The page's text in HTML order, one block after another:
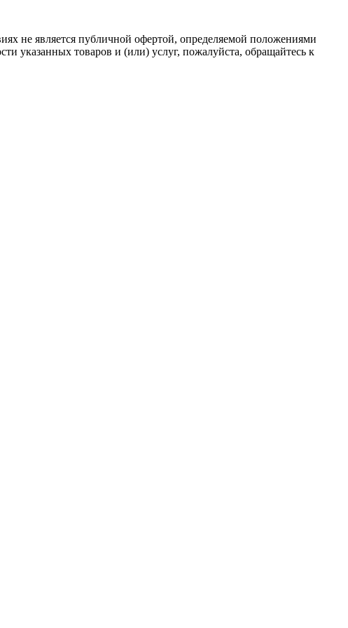
не является публичной офертой, определяемой положениями
указанных товаров и (или) услуг, пожалуйста, обращайтесь к